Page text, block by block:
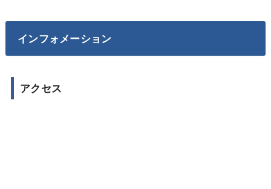
インフォメーション
アクセス